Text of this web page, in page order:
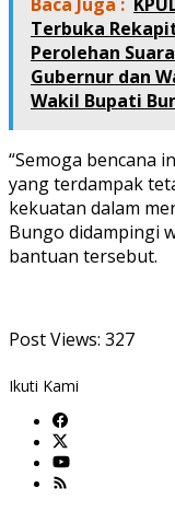
Terbuka
Perolehan
Gubernur dan
Wakil Bupati
“Semoga bencana
yang terdampak
kekuatan dalam
Bungo didampingi
bantuan tersebut.
Post Views: 327
Ikuti Kami